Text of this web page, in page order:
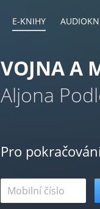
E-KNIHY
VOJNA A
Aljona
Pro